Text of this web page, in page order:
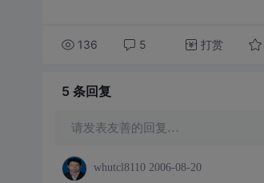
136 5 打赏
5 条回复
请发表友善的回复…
whutcl8110 2006-08-20